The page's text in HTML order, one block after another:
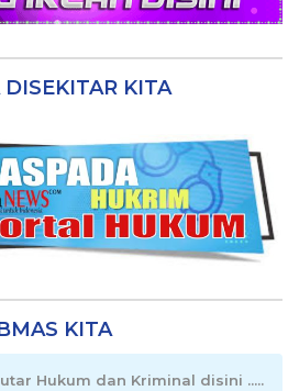
KITA
KITA
Hukum dan Kriminal disini .....